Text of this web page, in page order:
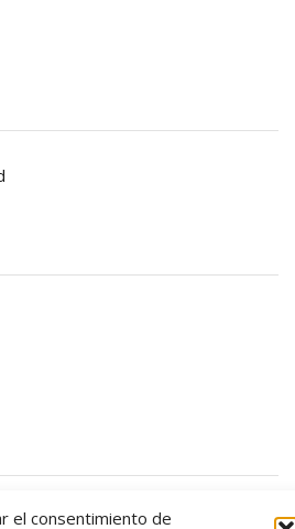
el consentimiento de